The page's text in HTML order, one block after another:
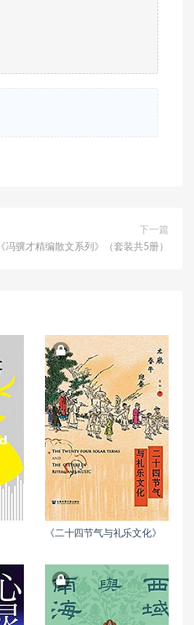
下一篇
《冯骥才精编散文系列》（套装共5册）
《二十四节气与礼乐文化》